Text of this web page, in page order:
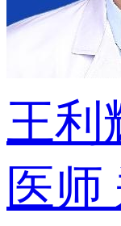
王利
医师